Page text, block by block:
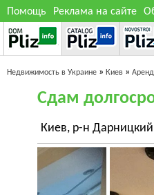
Помощь Реклама на сайте
Недвижимость в Украине » Киев »
Сдам
Киев, р-н